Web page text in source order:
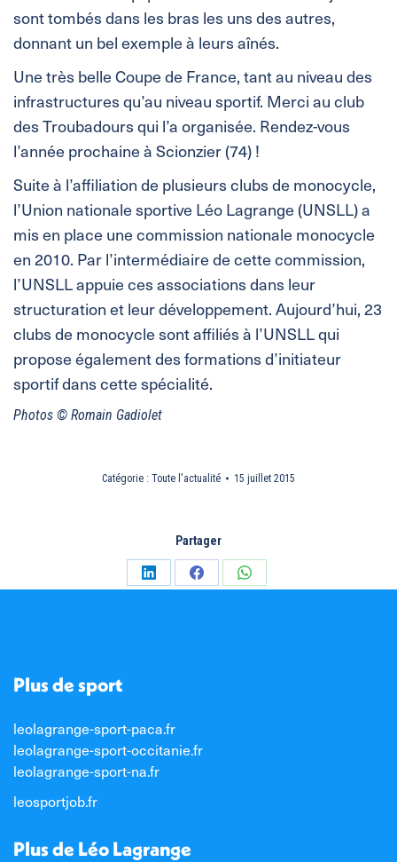
sont tombés dans les bras les uns des autres,
donnant un bel exemple à leurs aînés.
Une très belle Coupe de France, tant au niveau des
infrastructures qu’au niveau sportif. Merci au club
des Troubadours qui l’a organisée. Rendez-vous
l’année prochaine à Scionzier (74) !
Suite à l’affiliation de plusieurs clubs de monocycle,
l’Union nationale sportive Léo Lagrange (UNSLL) a
mis en place une commission nationale monocycle
en 2010. Par l’intermédiaire de cette commission,
l’UNSLL appuie ces associations dans leur
structuration et leur développement. Aujourd’hui, 23
clubs de monocycle sont affiliés à l’UNSLL qui
propose également des formations d’initiateur
sportif dans cette spécialité.
Photos © Romain Gadiolet
Catégorie : Toute l'actualité 15 juillet 2015
Partager
PartagerPartagerPartager
Plus de sport
leolagrange-sport-paca.fr
leolagrange-sport-occitanie.fr
leolagrange-sport-na.fr
leosportjob.fr
Plus de Léo Lagrange